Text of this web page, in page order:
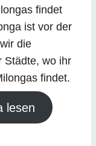
findet
ist vor der
die
Städte, wo ihr
findet.
lesen